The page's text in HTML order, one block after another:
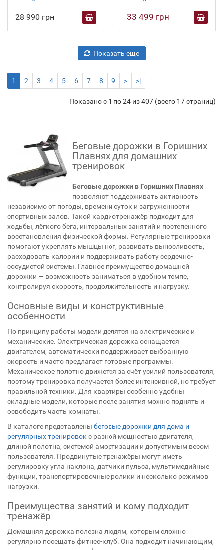
28 990 грн 33 499 грн
Показать еще
1 2 3 4 5 6 7 8 9 > >|
Показано с 1 по 24 из 407 (всего 17 страниц)
Беговые дорожки в Горишних
Плавнях для домашних
тренировок
Беговые дорожки в Горишних Плавнях
позволяют поддерживать активность
независимо от погоды, времени суток и загруженности
спортивных залов. Такой кардиотренажёр подходит для
ходьбы, лёгкого бега, интервальных занятий и постепенного
восстановления физической формы. Регулярные тренировки
помогают укреплять мышцы ног, развивать выносливость,
расходовать калории и поддерживать работу сердечно-
сосудистой системы. Главное преимущество домашней
дорожки — возможность заниматься в удобном темпе,
контролируя скорость, продолжительность и нагрузку.
Основные виды и конструктивные
особенности
По принципу работы модели делятся на электрические и
механические. Электрическая дорожка оснащается
двигателем, автоматически поддерживает выбранную
скорость и часто предлагает готовые программы.
Механическое полотно движется за счёт усилий пользователя,
поэтому тренировка получается более интенсивной, но требует
правильной техники. Для квартиры особенно удобны
складные модели, которые после занятия можно поднять и
освободить часть комнаты.
В каталоге представлены беговые дорожки для дома и
регулярных тренировок с разной мощностью двигателя,
длиной полотна, системой амортизации и допустимым весом
пользователя. Продвинутые тренажёры могут иметь
регулировку угла наклона, датчики пульса, мультимедийные
функции, транспортировочные ролики и несколько режимов
нагрузки.
Преимущества занятий и кому подходит
тренажёр
Домашняя дорожка полезна людям, которым сложно
регулярно посещать фитнес-клуб. Она подходит начинающим,